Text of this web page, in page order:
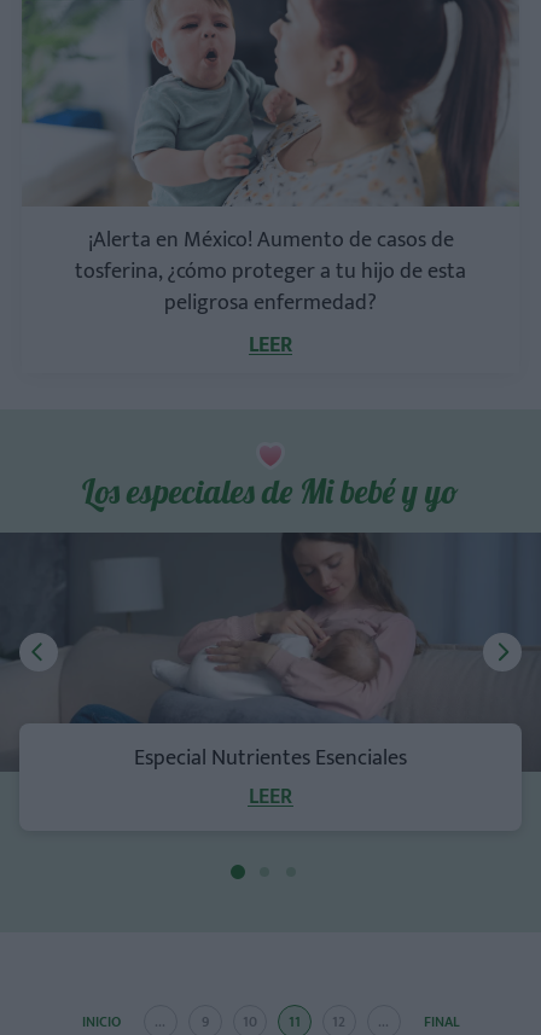
Los especiales de Mi bebé y yo
Especial Nutrientes Esenciales
LEER
¡Alerta en México! Aumento de casos de
tosferina, ¿cómo proteger a tu hijo de esta
peligrosa enfermedad?
LEER
INICIO ... 9 10 11 12 ... FINAL